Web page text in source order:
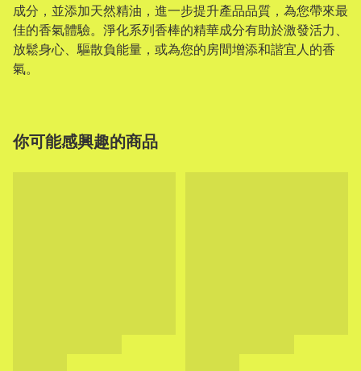
成分，並添加天然精油，進一步提升產品品質，為您帶來最
佳的香氣體驗。淨化系列香棒的精華成分有助於激發活力、
放鬆身心、驅散負能量，或為您的房間增添和諧宜人的香
氣。
你可能感興趣的商品